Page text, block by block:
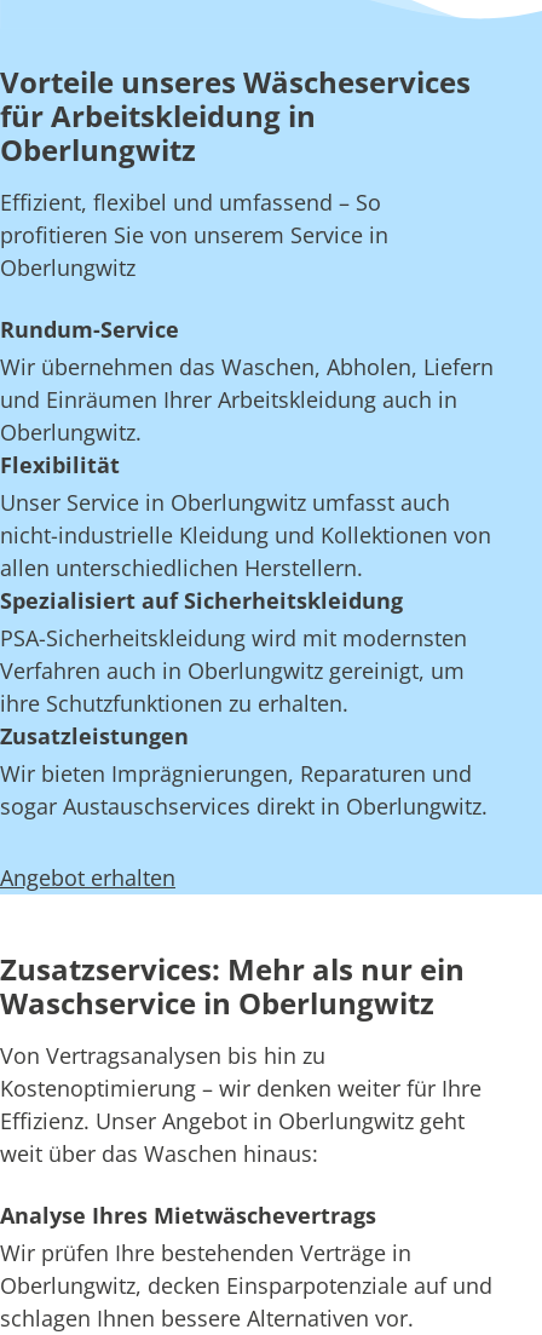
Vorteile unseres Wäscheservices
für Arbeitskleidung in
Oberlungwitz
Effizient, flexibel und umfassend – So
profitieren Sie von unserem Service in
Oberlungwitz
Rundum-Service
Wir übernehmen das Waschen, Abholen, Liefern
und Einräumen Ihrer Arbeitskleidung auch in
Oberlungwitz.
Flexibilität
Unser Service in Oberlungwitz umfasst auch
nicht-industrielle Kleidung und Kollektionen von
allen unterschiedlichen Herstellern.
Spezialisiert auf Sicherheitskleidung
PSA-Sicherheitskleidung wird mit modernsten
Verfahren auch in Oberlungwitz gereinigt, um
ihre Schutzfunktionen zu erhalten.
Zusatzleistungen
Wir bieten Imprägnierungen, Reparaturen und
sogar Austauschservices direkt in Oberlungwitz.
Angebot erhalten
Zusatzservices: Mehr als nur ein
Waschservice in Oberlungwitz
Von Vertragsanalysen bis hin zu
Kostenoptimierung – wir denken weiter für Ihre
Effizienz. Unser Angebot in Oberlungwitz geht
weit über das Waschen hinaus:
Analyse Ihres Mietwäschevertrags
Wir prüfen Ihre bestehenden Verträge in
Oberlungwitz, decken Einsparpotenziale auf und
schlagen Ihnen bessere Alternativen vor.